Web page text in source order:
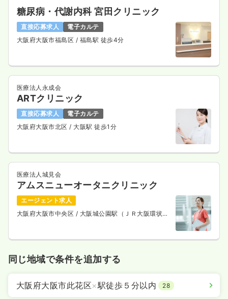
糖尿病・代謝内科 宮田クリニック
直接応募求人
電子カルテ
大阪府大阪市福島区 / 福島駅 徒歩4分
医療法人永成会
ARTクリニック
直接応募求人
電子カルテ
大阪府大阪市北区/ 大阪駅 徒歩1分
医療法人城見会
アムスニューオータニクリニック
エージェント求人
大阪府大阪市中央区 / 大阪城公園駅（ＪＲ大阪環状
同じ地域で条件を追加する
大阪府大阪市此花区×駅徒歩５分以内 28